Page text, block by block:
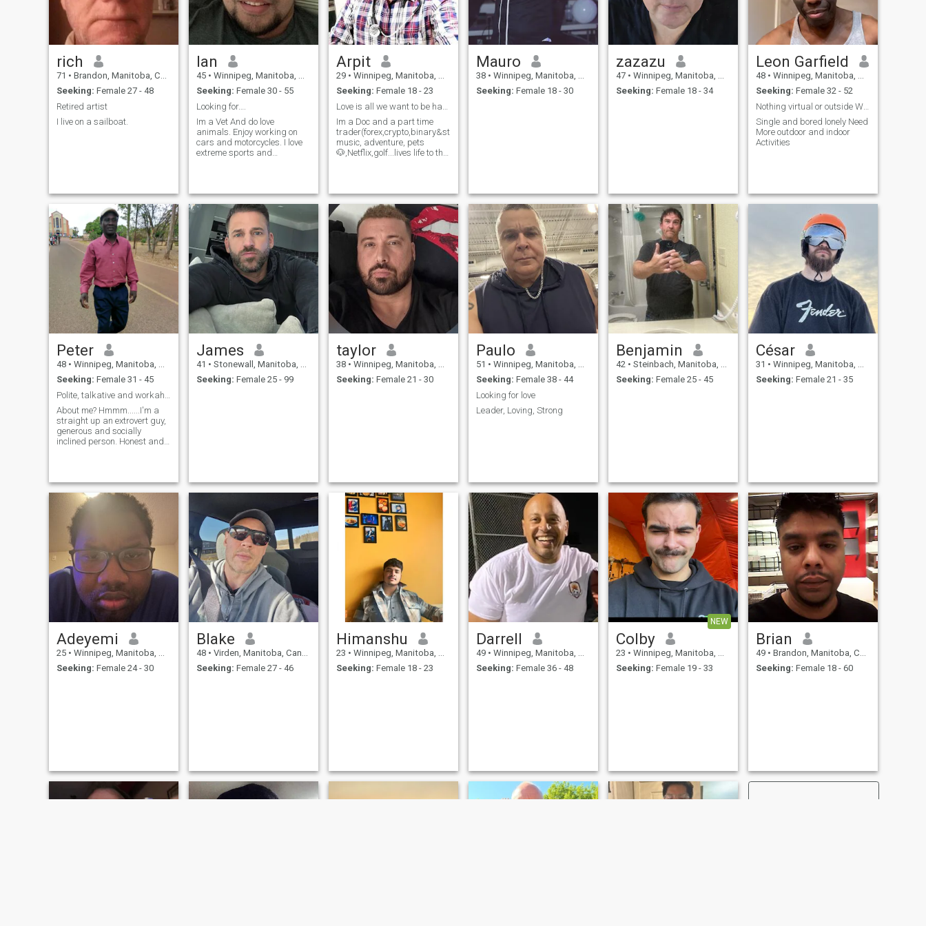
rich
71 • Brandon, Manitoba, Canada
Seeking: Female 27 - 48
Retired artist
I live on a sailboat.
Ian
45 • Winnipeg, Manitoba, Canada
Seeking: Female 30 - 55
Looking for….
Im a Vet And do love
animals. Enjoy working on
cars and motorcycles. I love
extreme sports and
Arpit
29 • Winnipeg, Manitoba, Canada
Seeking: Female 18 - 23
Im a Doc and a part time
trader(forex,crypto,binary&stocks)..loves
music, adventure, pets
🐶,Netflix,golf...lives life to the
Mauro
38 • Winnipeg, Manitoba, Canada
Seeking: Female 18 - 30
zazazu
47 • Winnipeg, Manitoba, Canada
Seeking: Female 18 - 34
Leon Garfield
48 • Winnipeg, Manitoba, Canada
Seeking: Female 32 - 52
Nothing virtual or outside Winnipeg or Canada.
Single and bored lonely Need
More outdoor and indoor
Activities
Peter
48 • Winnipeg, Manitoba, Canada
Seeking: Female 31 - 45
About me? Hmmm......I'm a
straight up an extrovert guy,
generous and socially
inclined person. Honest and
James
41 • Stonewall, Manitoba, Canada
Seeking: Female 25 - 99
taylor
38 • Winnipeg, Manitoba, Canada
Seeking: Female 21 - 30
Paulo
51 • Winnipeg, Manitoba, Canada
Seeking: Female 38 - 44
Looking for love
Leader, Loving, Strong
Benjamin
42 • Steinbach, Manitoba, Canada
Seeking: Female 25 - 45
César
31 • Winnipeg, Manitoba, Canada
Seeking: Female 21 - 35
Adeyemi
25 • Winnipeg, Manitoba, Canada
Seeking: Female 24 - 30
Blake
48 • Virden, Manitoba, Canada
Seeking: Female 27 - 46
Himanshu
23 • Winnipeg, Manitoba, Canada
Seeking: Female 18 - 23
Darrell
49 • Winnipeg, Manitoba, Canada
Seeking: Female 36 - 48
NEW
Colby
23 • Winnipeg, Manitoba, Canada
Seeking: Female 19 - 33
Brian
49 • Brandon, Manitoba, Canada
Seeking: Female 18 - 60